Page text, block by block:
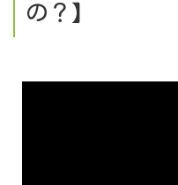
の？】